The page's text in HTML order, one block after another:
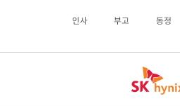
인사 부고 동정